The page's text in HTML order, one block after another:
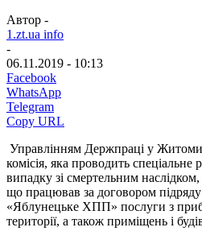
Автор -
1.zt.ua info
-
06.11.2019 - 10:13
Facebook
WhatsApp
Telegram
Copy URL
Управлінням Держпраці у
комісія, яка проводить спеціальне
випадку зі смертельним
що працював за договором
«Яблунецьке ХПП» послуги з
території, а також приміщень і